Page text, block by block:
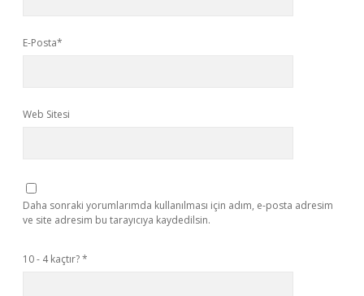
E-Posta*
Web Sitesi
Daha sonraki yorumlarımda kullanılması için adım, e-posta adresim
ve site adresim bu tarayıcıya kaydedilsin.
10 - 4 kaçtır?*